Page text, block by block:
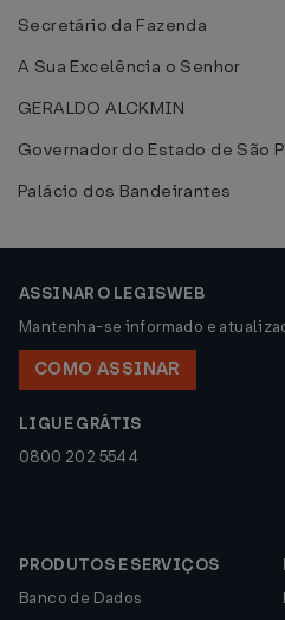
Secretário da Fazenda
A Sua Excelência o Senhor
GERALDO ALCKMIN
Governador do Estado de São
Palácio dos Bandeirantes
ASSINAR O LEGISWEB
Mantenha-se informado e
COMO ASSINAR
LIGUE GRÁTIS
0800 202 5544
PRODUTOS E SERVIÇOS
Banco de Dados